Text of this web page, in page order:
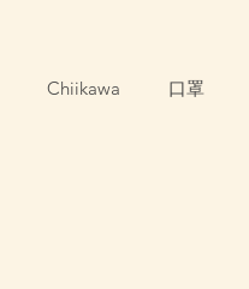
Chiikawa 口罩